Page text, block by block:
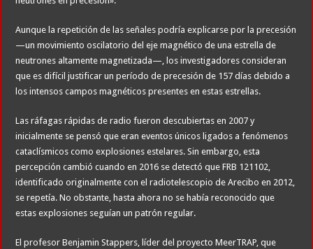
Aunque la repetición de las señales podría explicarse por la precesión
—un movimiento oscilatorio del eje magnético de una estrella de
neutrones altamente magnetizada—, los investigadores consideran
que es difícil justificar un período de precesión de 157 días debido a
los intensos campos magnéticos presentes en estas estrellas.
Las ráfagas rápidas de radio fueron descubiertas en 2007 y
inicialmente se pensó que eran eventos únicos ligados a fenómenos
cataclísmicos como explosiones estelares. Sin embargo, esta
percepción cambió cuando en 2016 se detectó que FRB 121102,
identificado originalmente con el radiotelescopio de Arecibo en 2012,
se repetía. No obstante, hasta ahora no se había reconocido que
estas explosiones seguían un patrón regular.
El profesor Benjamin Stappers, líder del proyecto MeerTRAP, que